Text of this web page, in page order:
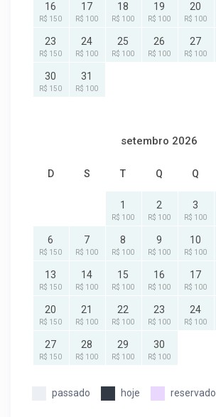
16
R$ 150
17
R$ 100
18
R$ 100
19
R$ 100
20
R$ 100
23
R$ 150
24
R$ 100
25
R$ 100
26
R$ 100
27
R$ 100
30
R$ 150
31
R$ 100
setembro 2026
D S T Q Q
1
R$ 100
2
R$ 100
3
R$ 100
6
R$ 150
7
R$ 100
8
R$ 100
9
R$ 100
10
R$ 100
13
R$ 150
14
R$ 100
15
R$ 100
16
R$ 100
17
R$ 100
20
R$ 150
21
R$ 100
22
R$ 100
23
R$ 100
24
R$ 100
27
R$ 150
28
R$ 100
29
R$ 100
30
R$ 100
passado hoje reservado